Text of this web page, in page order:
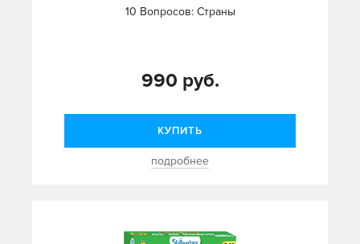
10 Вопросов: Страны
990 руб.
КУПИТЬ
подробнее